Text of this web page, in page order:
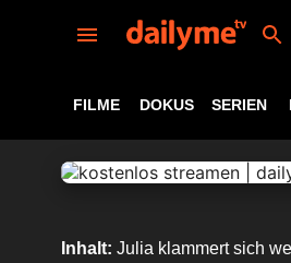
FILME DOKUS SERIEN
Inhalt: Julia klammert sich